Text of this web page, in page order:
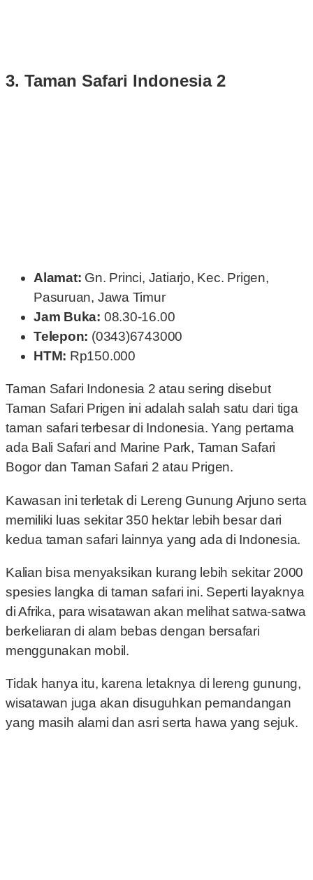
3. Taman Safari Indonesia 2
Alamat: Gn. Princi, Jatiarjo, Kec. Prigen,
Pasuruan, Jawa Timur
Jam Buka: 08.30-16.00
Telepon: (0343)6743000
HTM: Rp150.000
Taman Safari Indonesia 2 atau sering disebut
Taman Safari Prigen ini adalah salah satu dari tiga
taman safari terbesar di Indonesia. Yang pertama
ada Bali Safari and Marine Park, Taman Safari
Bogor dan Taman Safari 2 atau Prigen.
Kawasan ini terletak di Lereng Gunung Arjuno serta
memiliki luas sekitar 350 hektar lebih besar dari
kedua taman safari lainnya yang ada di Indonesia.
Kalian bisa menyaksikan kurang lebih sekitar 2000
spesies langka di taman safari ini. Seperti layaknya
di Afrika, para wisatawan akan melihat satwa-satwa
berkeliaran di alam bebas dengan bersafari
menggunakan mobil.
Tidak hanya itu, karena letaknya di lereng gunung,
wisatawan juga akan disuguhkan pemandangan
yang masih alami dan asri serta hawa yang sejuk.